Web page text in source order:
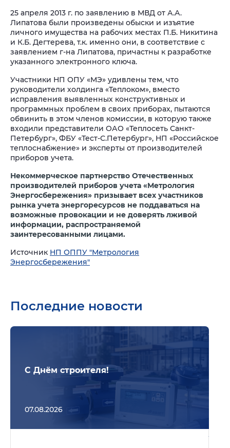
25 апреля 2013 г. по заявлению в МВД от А.А.
Липатова были произведены обыски и изъятие
личного имущества на рабочих местах П.Б. Никитина
и К.Б. Дегтерева, т.к. именно они, в соответствие с
заявлением г-на Липатова, причастны к разработке
указанного электронного ключа.
Участники НП ОПУ «МЭ» удивлены тем, что
руководители холдинга «Теплоком», вместо
исправления выявленных конструктивных и
программных проблем в своих приборах, пытаются
обвинить в этом членов комиссии, в которую также
входили представители ОАО «Теплосеть Санкт-
Петербург», ФБУ «Тест-С.Петербург», НП «Российское
теплоснабжение» и эксперты от производителей
приборов учета.
Некоммерческое партнерство Отечественных
производителей приборов учета «Метрология
Энергосбережения» призывает всех участников
рынка учета энергоресурсов не поддаваться на
возможные провокации и не доверять лживой
информации, распространяемой
заинтересованными лицами.
Источник НП ОППУ "Метрология
Энергосбережения"
Последние новости
С Днём строителя!
07.08.2026